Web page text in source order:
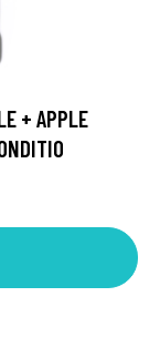
+ APPLE